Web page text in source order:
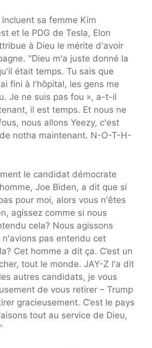
sa femme Kim
et le PDG de Tesla, Elon
à Dieu le mérite d'avoir
"Dieu m'a juste donné la
était temps. Tu sais que
fini à l'hôpital, les gens me
Je ne suis pas fou », a-t-il
il est temps. Et nous ne
nous allons Yeezy, c'est
notha maintenant. N-O-T-H-
le candidat démocrate
Joe Biden, a dit que si
pour moi, alors vous n'êtes
agissez comme si nous
cela? Nous agissons
n'avions pas entendu cet
Cet homme a dit ça. C’est un
tout le monde. JAY-Z l'a dit
autres candidats, je vous
de vous retirer – Trump
gracieusement. C’est le pays
tout au service de Dieu,